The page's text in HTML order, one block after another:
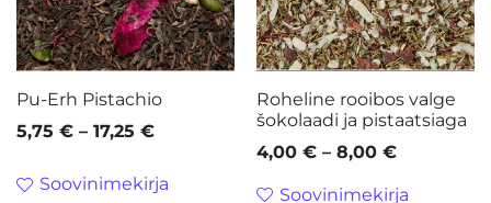
Pu-Erh Pistachio
5,75 € – 17,25 €
Soovinimekirja
Roheline rooibos valge
šokolaadi ja pistaatsiaga
4,00 € – 8,00 €
Soovinimekirja